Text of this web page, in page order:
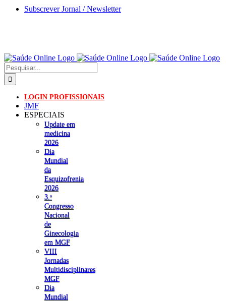
Skip
Subscrever Jornal / Newsletter
Pesquisar
LOGIN PROFISSIONAIS
JMF
ESPECIAIS
Update em
medicina
2026
Dia
Mundial
da
Esquizofrenia
2026
3.ᵒ
Congresso
Nacional
de
Ginecologia
em MGF
VIII
Jornadas
Multidisciplinares
MGF
Dia
Mundial